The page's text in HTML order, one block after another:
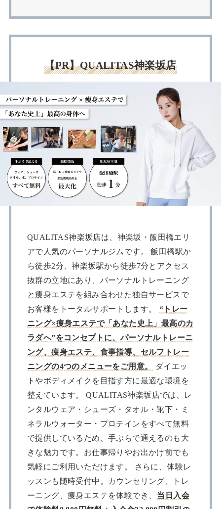
【PR】QUALITAS神楽坂店
QUALITAS神楽坂店は、神楽坂・飯田橋エリ
アで人気のパーソナルジムです。 飯田橋駅か
ら徒歩2分、神楽坂駅から徒歩7分とアクセス
抜群の立地にあり、パーソナルトレーニング
と痩身エステを組み合わせた独自サービスで
お客様をトータルサポートします。 “トレー
ニング×痩身エステで「あなた史上」最高のカ
ラダへ”をコンセプトに、パーソナルトレーニ
ング、痩身エステ、食事指導、セルフトレー
ニングの4つのメニューをご用意。
ダイエッ
トやボディメイクを目指す方に最適な環境を
整えています。 QUALITAS神楽坂店では、レ
ンタルウェア・シューズ・タオル・靴下・ミ
ネラルウォーター・プロテインをすべて無料
で提供しているため、手ぶらで通えるのも大
きな魅力です。お仕事帰りやお出かけ前でも
気軽にご利用いただけます。 さらに、体験レ
ッスンも随時受付中。カウンセリング、トレ
ーニング、痩身エステを体験でき、 当日入会